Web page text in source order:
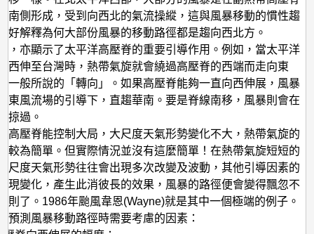
南側形成，受到向西北的氣流操縱，這與風暴移動的慣性趨
好解釋為何大部份風暴的移動路徑都是趨向西北方。
，亦顯示了太平洋高壓脊的重要引導作用。例如，當太平洋
西伸至台灣時，熱帶氣旋就會繞過高壓脊的西端而走向東
一般所說的「轉向」。如果高壓脊能夠一直向西伸展，風暴
東風流場的引導下，直趨華南。要是脊線南移，風暴則會在
掠過。
高壓脊能控制大局，大尺度天氣形勢變化不大，熱帶氣旋的
較為簡單。但實際情況並沒有這麼簡單！在熱帶氣旋短短的
尺度天氣形勢往往會出現多次改變及波動，其他引導因素的
現變化，產生此消彼長的效果，風暴的路徑便會變得飄忽不
則了。1986年颱風韋恩(Wayne)就是其中一個極端的例子。
預測風暴移動路徑時需要考慮的因素：